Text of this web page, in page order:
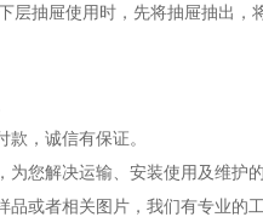
层抽屉使用时，先将抽屉抽出，
款，诚信有保证。
您解决运输、安装使用及维护的
品或者相关图片，我们有专业的